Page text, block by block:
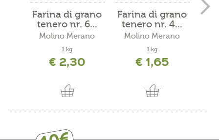
Farina di grano
tenero nr. 6...
Molino Merano
1 kg
€ 2,30
Farina di grano
tenero nr. 4...
Molino Merano
1 kg
€ 1,65